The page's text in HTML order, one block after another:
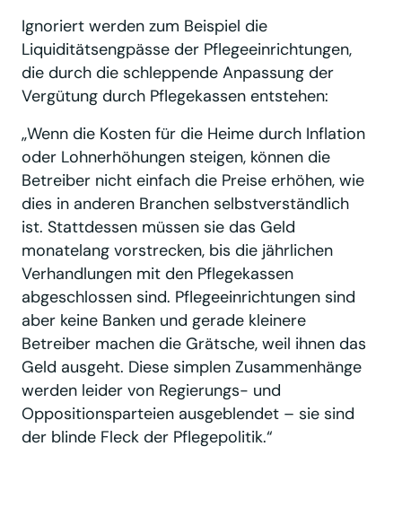
Ignoriert werden zum Beispiel die
Liquiditätsengpässe der Pflegeeinrichtungen,
die durch die schleppende Anpassung der
Vergütung durch Pflegekassen entstehen:
„Wenn die Kosten für die Heime durch Inflation
oder Lohnerhöhungen steigen, können die
Betreiber nicht einfach die Preise erhöhen, wie
dies in anderen Branchen selbstverständlich
ist. Stattdessen müssen sie das Geld
monatelang vorstrecken, bis die jährlichen
Verhandlungen mit den Pflegekassen
abgeschlossen sind. Pflegeeinrichtungen sind
aber keine Banken und gerade kleinere
Betreiber machen die Grätsche, weil ihnen das
Geld ausgeht. Diese simplen Zusammenhänge
werden leider von Regierungs- und
Oppositionsparteien ausgeblendet – sie sind
der blinde Fleck der Pflegepolitik.“